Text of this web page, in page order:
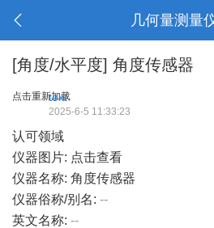
几何量测量
[角度/水平度] 角度传感器
点击重新加载
text
2025-6-5 11:33:23
认可领域
仪器图片: 点击查看
仪器名称: 角度传感器
仪器俗称/别名: --
英文名称: --